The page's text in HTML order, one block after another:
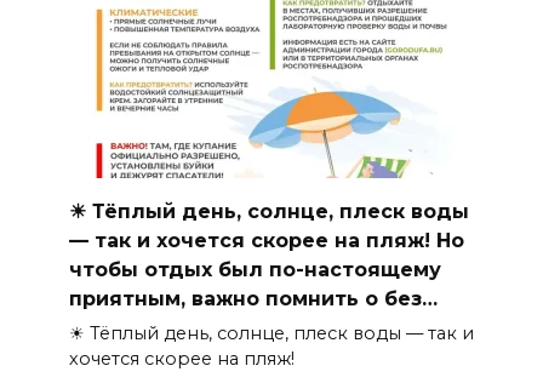
☀ Тёплый день, солнце, плеск воды
— так и хочется скорее на пляж! Но
чтобы отдых был по-настоящему
приятным, важно помнить о без…
☀ Тёплый день, солнце, плеск воды — так и
хочется скорее на пляж!